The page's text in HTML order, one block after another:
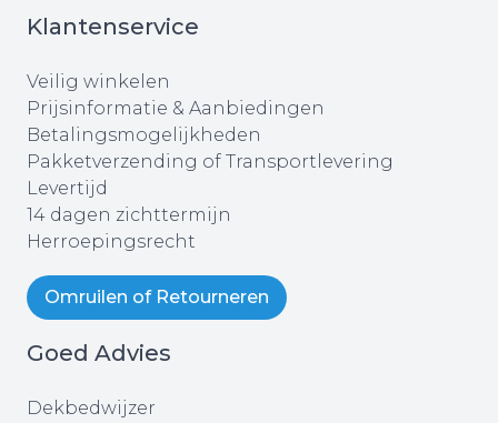
Klantenservice
Veilig winkelen
Prijsinformatie & Aanbiedingen
Betalingsmogelijkheden
Pakketverzending of Transportlevering
Levertijd
14 dagen zichttermijn
Herroepingsrecht
Omruilen of Retourneren
Goed Advies
Dekbedwijzer